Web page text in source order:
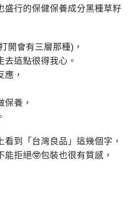
盛行的保健保養成分黑種草籽
開會有三層那種)，
去這點很得我心。
應，
保養，
看到「台灣良品」這幾個字，
拒絕🤓包裝也很有質感，